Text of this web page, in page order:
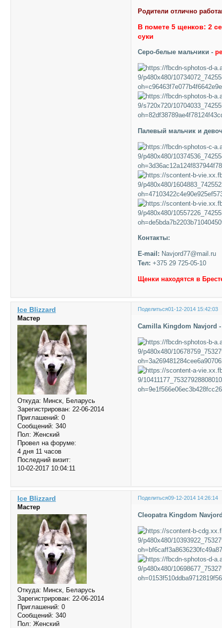
Родители отлично
В помете 5 щенков: 2
суки
Серо-белые мальчики -
Палевый мальчик и
Контакты:
E-mail: Navjord77@mail.ru
Тел: +375 29 725-05-10
Щенки находятся в
Поделиться01-12-2014 15:42:03
Ice Blizzard
Мастер
Откуда: Минск, Беларусь
Зарегистрирован: 22-06-2014
Приглашений: 0
Сообщений: 340
Пол: Женский
Провел на форуме:
4 дня 11 часов
Последний визит:
10-02-2017 10:04:11
Camilla Kingdom Navjord -
Поделиться09-12-2014 14:26:14
Ice Blizzard
Мастер
Откуда: Минск, Беларусь
Зарегистрирован: 22-06-2014
Приглашений: 0
Сообщений: 340
Пол: Женский
Cleopatra Kingdom